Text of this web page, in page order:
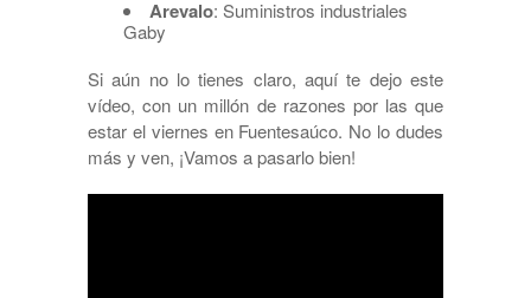
Arevalo: Suministros industriales
Gaby
Si aún no lo tienes claro, aquí te dejo este
vídeo, con un millón de razones por las que
estar el viernes en Fuentesaúco. No lo dudes
más y ven, ¡Vamos a pasarlo bien!